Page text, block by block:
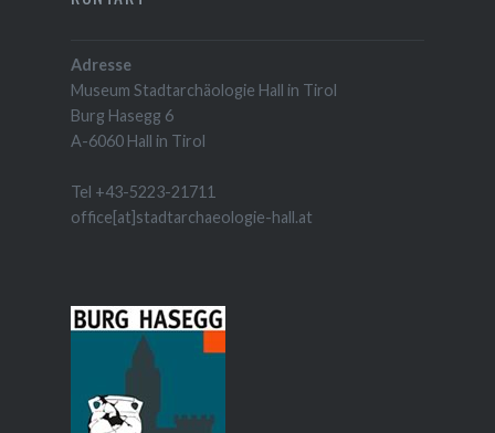
Adresse
Museum Stadtarchäologie Hall in Tirol
Burg Hasegg 6
A-6060 Hall in Tirol
Tel +43-5223-21711
office[at]stadtarchaeologie-hall.at